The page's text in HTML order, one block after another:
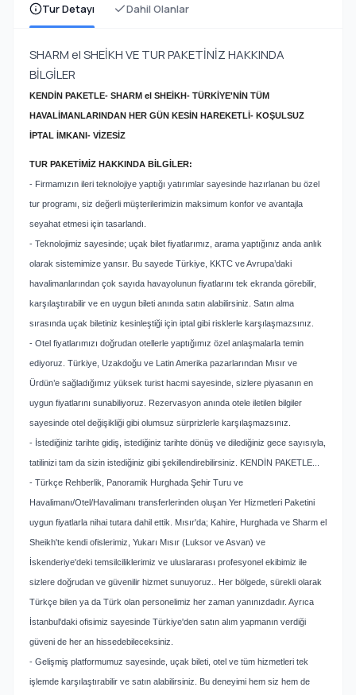
Tur Detayı Dahil Olanlar
SHARM el SHEİKH VE TUR PAKETİNİZ HAKKINDA
BİLGİLER
KENDİN PAKETLE- SHARM el SHEİKH- TÜRKİYE'NİN TÜM
HAVALİMANLARINDAN HER GÜN KESİN HAREKETLİ- KOŞULSUZ
İPTAL İMKANI- VİZESİZ
TUR PAKETİMİZ HAKKINDA BİLGİLER:
- Firmamızın ileri teknolojiye yaptığı yatırımlar sayesinde hazırlanan bu özel
tur programı, siz değerli müşterilerimizin maksimum konfor ve avantajla
seyahat etmesi için tasarlandı.
- Teknolojimiz sayesinde; uçak bilet fiyatlarımız, arama yaptığınız anda anlık
olarak sistemimize yansır. Bu sayede Türkiye, KKTC ve Avrupa’daki
havalimanlarından çok sayıda havayolunun fiyatlarını tek ekranda görebilir,
karşılaştırabilir ve en uygun bileti anında satın alabilirsiniz. Satın alma
sırasında uçak biletiniz kesinleştiği için iptal gibi risklerle karşılaşmazsınız.
- Otel fiyatlarımızı doğrudan otellerle yaptığımız özel anlaşmalarla temin
ediyoruz. Türkiye, Uzakdoğu ve Latin Amerika pazarlarından Mısır ve
Ürdün’e sağladığımız yüksek turist hacmi sayesinde, sizlere piyasanın en
uygun fiyatlarını sunabiliyoruz. Rezervasyon anında otele iletilen bilgiler
sayesinde otel değişikliği gibi olumsuz sürprizlerle karşılaşmazsınız.
- İstediğiniz tarihte gidiş, istediğiniz tarihte dönüş ve dilediğiniz gece sayısıyla,
tatilinizi tam da sizin istediğiniz gibi şekillendirebilirsiniz. KENDİN PAKETLE...
- Türkçe Rehberlik, Panoramik Hurghada Şehir Turu ve
Havalimanı/Otel/Havalimanı transferlerinden oluşan Yer Hizmetleri Paketini
uygun fiyatlarla nihai tutara dahil ettik. Mısır'da; Kahire, Hurghada ve Sharm el
Sheikh'te kendi ofislerimiz, Yukarı Mısır (Luksor ve Asvan) ve
İskenderiye'deki temsilciliklerimiz ve uluslararası profesyonel ekibimiz ile
sizlere doğrudan ve güvenilir hizmet sunuyoruz.. Her bölgede, sürekli olarak
Türkçe bilen ya da Türk olan personelimiz her zaman yanınızdadır. Ayrıca
İstanbul'daki ofisimiz sayesinde Türkiye'den satın alım yapmanın verdiği
güveni de her an hissedebileceksiniz.
- Gelişmiş platformumuz sayesinde, uçak bileti, otel ve tüm hizmetleri tek
işlemde karşılaştırabilir ve satın alabilirsiniz. Bu deneyimi hem siz hem de